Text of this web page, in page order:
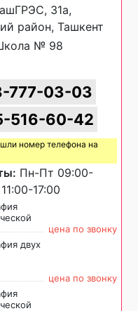
31a,
район, Ташкент
№ 98
777-03-03
516-60-42
номер телефона на
Пн-Пт 09:00-
17:00
цена по звонку
двух
цена по звонку